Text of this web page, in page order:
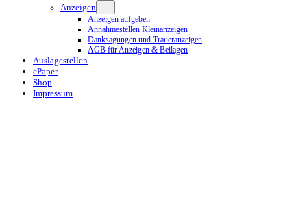
Anzeigen
Anzeigen aufgeben
Annahmestellen Kleinanzeigen
Danksagungen und Traueranzeigen
AGB für Anzeigen & Beilagen
Auslagestellen
ePaper
Shop
Impressum